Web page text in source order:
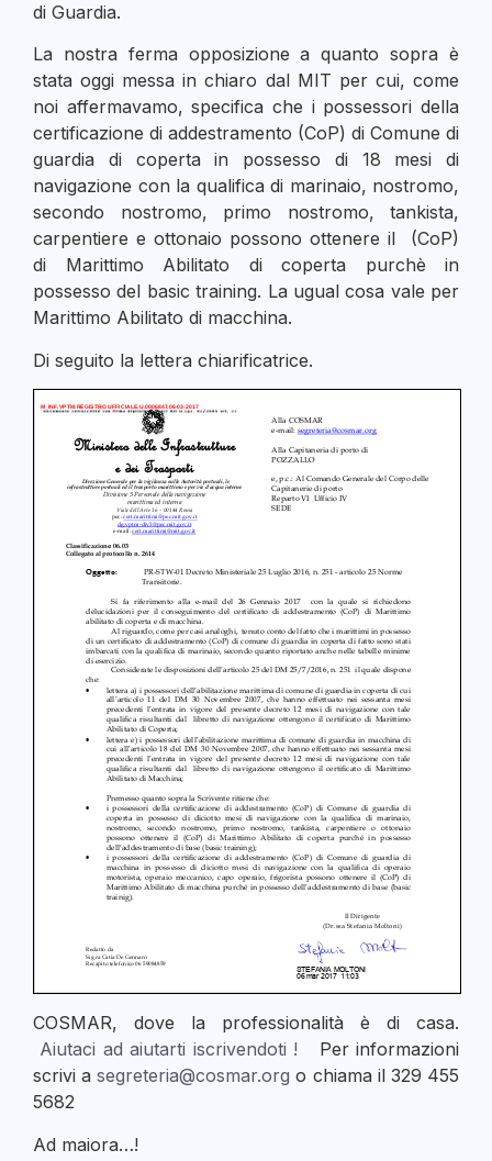
di Guardia.
La nostra ferma opposizione a quanto sopra è
stata oggi messa in chiaro dal MIT per cui, come
noi affermavamo, specifica che i possessori della
certificazione di addestramento (CoP) di Comune di
guardia di coperta in possesso di 18 mesi di
navigazione con la qualifica di marinaio, nostromo,
secondo nostromo, primo nostromo, tankista,
carpentiere e ottonaio possono ottenere il (CoP)
di Marittimo Abilitato di coperta purchè in
possesso del basic training. La ugual cosa vale per
Marittimo Abilitato di macchina.
Di seguito la lettera chiarificatrice.
COSMAR, dove la professionalità è di casa.
Aiutaci ad aiutarti iscrivendoti ! Per informazioni
scrivi asegreteria@cosmar.orgo chiama il 329 455
5682
Ad maiora…!